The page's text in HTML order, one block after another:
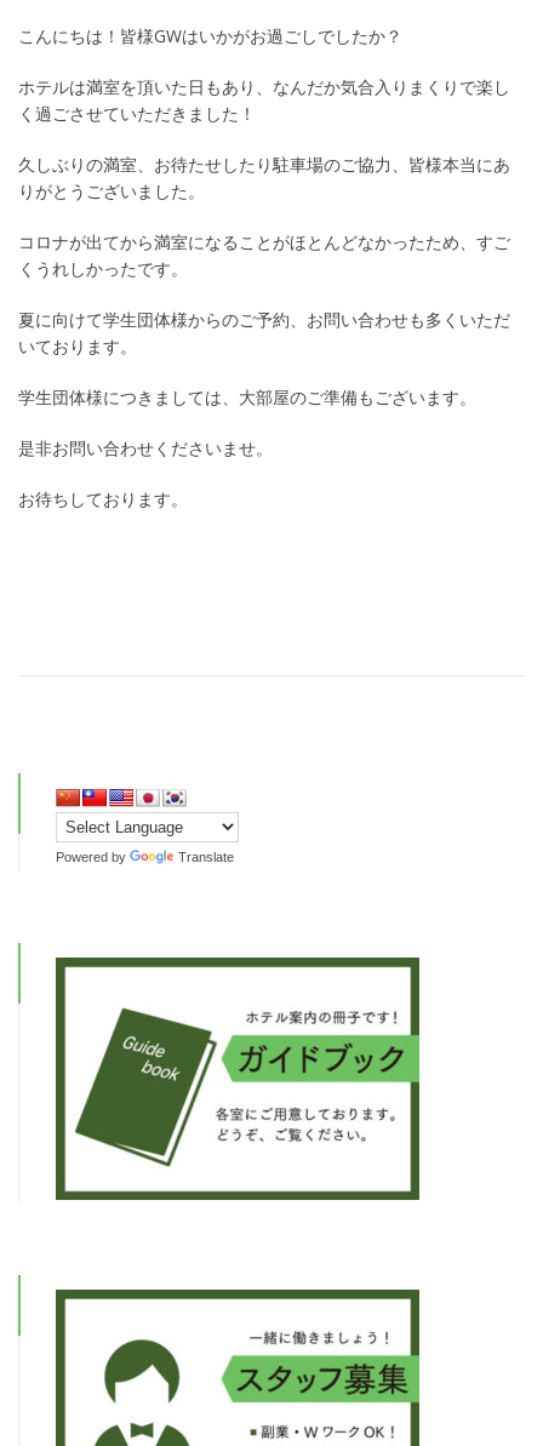
こんにちは！皆様GWはいかがお過ごしでしたか？
ホテルは満室を頂いた日もあり、なんだか気合入りまくりで楽し
く過ごさせていただきました！
久しぶりの満室、お待たせしたり駐車場のご協力、皆様本当にあ
りがとうございました。
コロナが出てから満室になることがほとんどなかったため、すご
くうれしかったです。
夏に向けて学生団体様からのご予約、お問い合わせも多くいただ
いております。
学生団体様につきましては、大部屋のご準備もございます。
是非お問い合わせくださいませ。
お待ちしております。
Powered by Translate